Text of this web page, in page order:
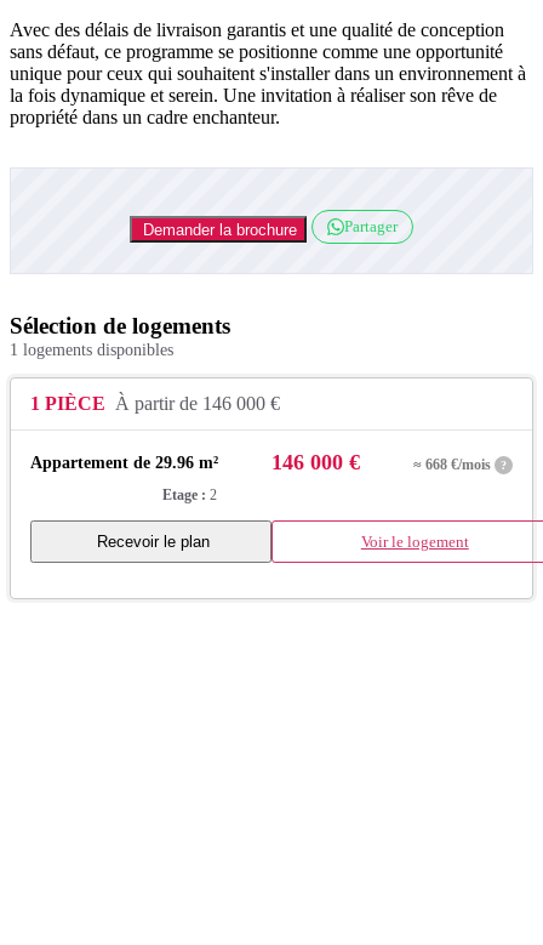
Avec des délais de livraison garantis et une qualité de conception
sans défaut, ce programme se positionne comme une opportunité
unique pour ceux qui souhaitent s'installer dans un environnement à
la fois dynamique et serein. Une invitation à réaliser son rêve de
propriété dans un cadre enchanteur.
Demander la brochure Partager
Sélection de logements
1 logements disponibles
1 PIÈCE À partir de 146 000 €
Appartement de 29.96 m² 146 000 € ≈ 668 €/mois ?
Etage : 2
Recevoir le plan Voir le logement